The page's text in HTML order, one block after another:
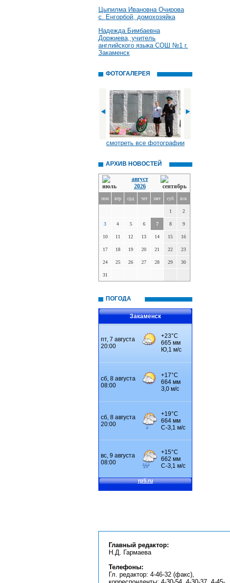
Цыпилма Ивановна Очирова
с. Енгорбой, домохозяйка
Надежда Бимбаевна
Доржиева, учитель
английского языка СОШ №1 г.
Закаменск
ФОТОГАЛЕРЕЯ
смотреть все фотографии
АРХИВ НОВОСТЕЙ
август
2026
пон втр срд чет пят суб вск
1 2
3 4 5 6 7 8 9
10 11 12 13 14 15 16
17 18 19 20 21 22 23
24 25 26 27 28 29 30
31
ПОГОДА
Закаменск
Главный редактор:
Н.Д. Гармаева
Телефоны:
Гл. редактор: 4-46-32 (факс),